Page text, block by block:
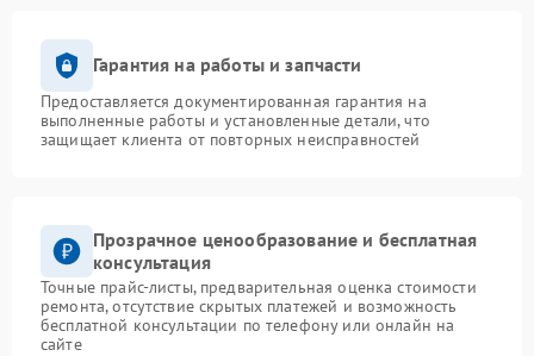
Гарантия на работы и запчасти
Предоставляется документированная гарантия на
выполненные работы и установленные детали, что
защищает клиента от повторных неисправностей
Прозрачное ценообразование и бесплатная
консультация
Точные прайс-листы, предварительная оценка стоимости
ремонта, отсутствие скрытых платежей и возможность
бесплатной консультации по телефону или онлайн на
сайте